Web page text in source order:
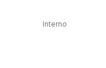
Interno